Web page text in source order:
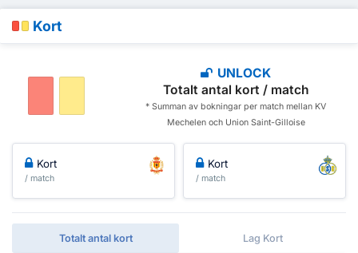
Kort
UNLOCK
Totalt antal kort / match
* Summan av bokningar per match mellan KV
Mechelen och Union Saint-Gilloise
Kort
/ match
Kort
/ match
Totalt antal kort Lag Kort